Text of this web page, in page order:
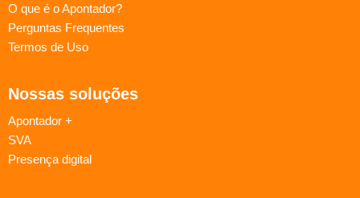
O que é o Apontador?
Perguntas Frequentes
Termos de Uso
Nossas soluções
Apontador +
SVA
Presença digital